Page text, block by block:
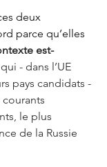
deux
parce qu’elles
est-
qui - dans l’UE
pays candidats -
le plus
de la Russie